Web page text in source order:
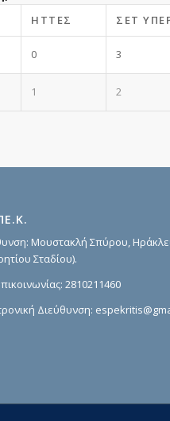
ΉΤΤΕΣ ΣΕΤ
0 3
1 2
Μουστακλή Σπύρου,
Σταδίου).
2810211460
Διεύθυνση: